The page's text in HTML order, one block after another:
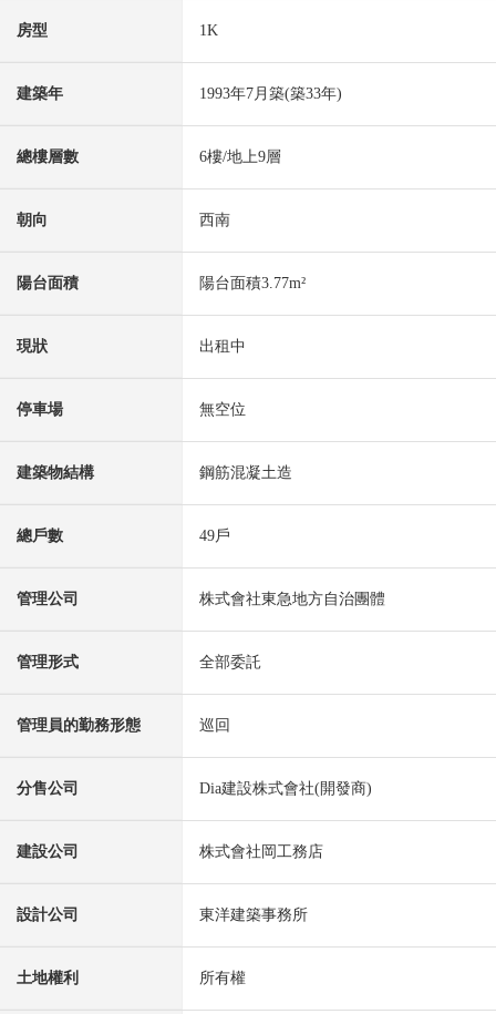
房型 1K
建築年 1993年7月築(築33年)
總樓層數 6樓/地上9層
朝向 西南
陽台面積 陽台面積3.77m²
現狀 出租中
停車場 無空位
建築物結構 鋼筋混凝土造
總戶數 49戶
管理公司 株式會社東急地方自治團體
管理形式 全部委託
管理員的勤務形態 巡回
分售公司 Dia建設株式會社(開發商)
建設公司 株式會社岡工務店
設計公司 東洋建築事務所
土地權利 所有權